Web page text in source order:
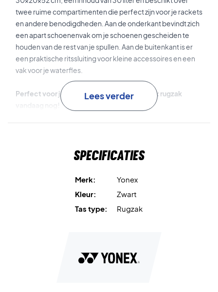
twee ruime compartimenten die perfect zijn voor je rackets
en andere benodigdheden. Aan de onderkant bevindt zich
een apart schoenenvak om je schoenen gescheiden te
houden van de rest van je spullen. Aan de buitenkant is er
een praktische ritssluiting voor kleine accessoires en een
vak voor je waterfles.
Perfect voor je uitrusting - koop deze Yonex rugzak
Lees verder
Specificaties
Merk:
Yonex
Kleur:
Zwart
Tas type:
Rugzak